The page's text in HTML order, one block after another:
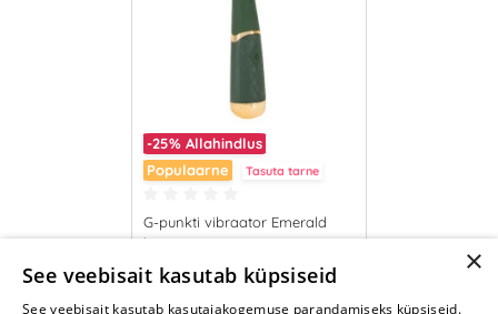
-25% Allahindlus
Populaarne
Tasuta tarne
G-punkti vibraator Emerald
love
52.46 € 69.95 € ×
See veebisait kasutab küpsiseid
See veebisait kasutab kasutajakogemuse parandamiseks küpsiseid.